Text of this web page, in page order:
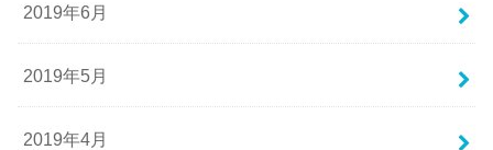
2019年6月
2019年5月
2019年4月